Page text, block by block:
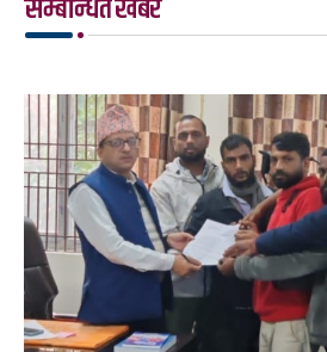
सम्बन्धित खबर